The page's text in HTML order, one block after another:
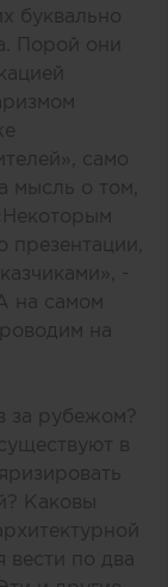
буквально
Порой они
само
мысль о том,
-
на самом
на
за рубежом?
в
Каковы
вести по два